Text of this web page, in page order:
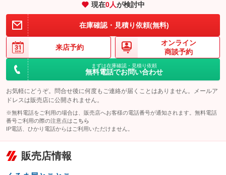
現在0人が検討中
在庫確認・見積り依頼(無料)
来店予約
オンライン
商談予約
まずは在庫確認・見積り依頼
無料電話でお問い合わせ
お気軽にどうぞ。問合せ後に何度もご連絡が届くことはありません。メールア
ドレスは販売店に公開されません。
※無料電話をご利用の場合は、販売店へお客様の電話番号が通知されます。無料電話
番号ご利用の際の注意点は こちら
IP電話、ひかり電話からはご利用いただけません。
販売店情報